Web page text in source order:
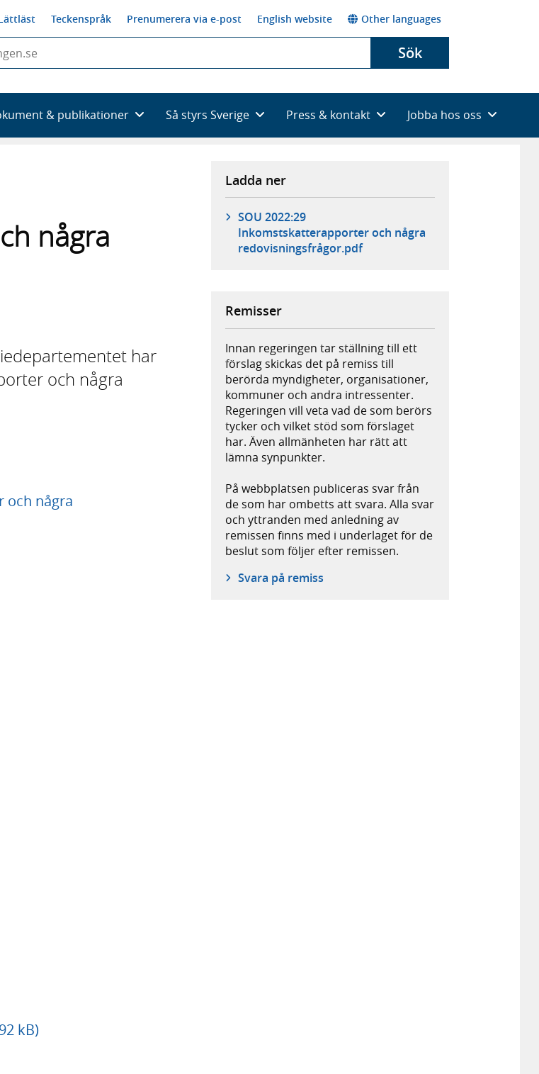
Teckenspråk Prenumerera via e-post English website Other languages
Sök
& publikationer Så styrs Sverige Press & kontakt Jobba hos oss
några
har
och några
och några
kB)
Ladda ner
SOU 2022:29
Inkomstskatterapporter och några
redovisningsfrågor.pdf
Remisser
Innan regeringen tar ställning till ett
förslag skickas det på remiss till
berörda myndigheter, organisationer,
kommuner och andra intressenter.
Regeringen vill veta vad de som berörs
tycker och vilket stöd som förslaget
har. Även allmänheten har rätt att
lämna synpunkter.
På webbplatsen publiceras svar från
de som har ombetts att svara. Alla svar
och yttranden med anledning av
remissen finns med i underlaget för de
beslut som följer efter remissen.
Svara på remiss